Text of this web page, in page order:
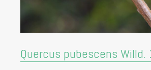
Quercus pubescens Willd.